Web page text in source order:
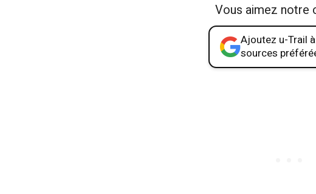
Vous aimez notre
Ajoutez u-Trail
sources